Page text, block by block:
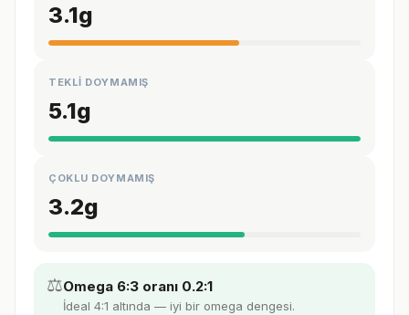
3.1g
TEKLİ DOYMAMIŞ
5.1g
ÇOKLU DOYMAMIŞ
3.2g
⚖️Omega 6:3 oranı 0.2:1
İdeal 4:1 altında — iyi bir omega dengesi.